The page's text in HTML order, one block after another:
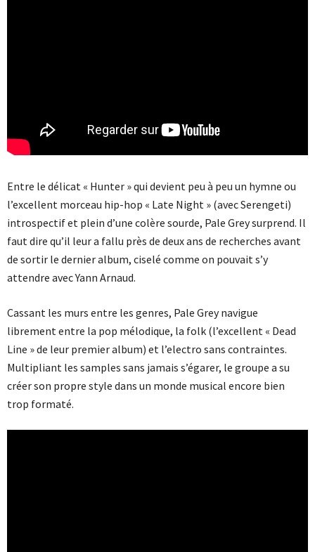
Entre le délicat « Hunter » qui devient peu à peu un hymne ou
l’excellent morceau hip-hop « Late Night » (avec Serengeti)
introspectif et plein d’une colère sourde, Pale Grey surprend. Il
faut dire qu’il leur a fallu près de deux ans de recherches avant
de sortir le dernier album, ciselé comme on pouvait s’y
attendre avec Yann Arnaud.
Cassant les murs entre les genres, Pale Grey navigue
librement entre la pop mélodique, la folk (l’excellent « Dead
Line » de leur premier album) et l’electro sans contraintes.
Multipliant les samples sans jamais s’égarer, le groupe a su
créer son propre style dans un monde musical encore bien
trop formaté.